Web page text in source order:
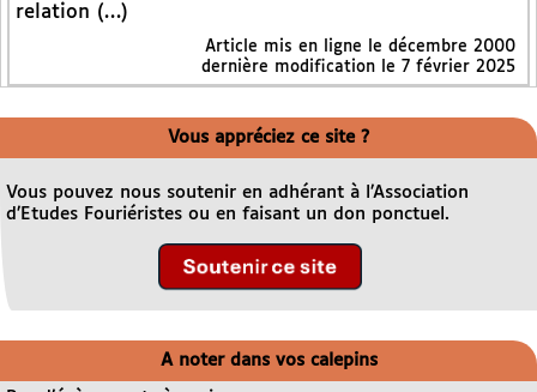
relation (…)
Article mis en ligne le décembre 2000
dernière modification le 7 février 2025
Vous appréciez ce site ?
Vous pouvez nous soutenir en adhérant à l’Association
d’Etudes Fouriéristes ou en faisant un don ponctuel.
A noter dans vos calepins